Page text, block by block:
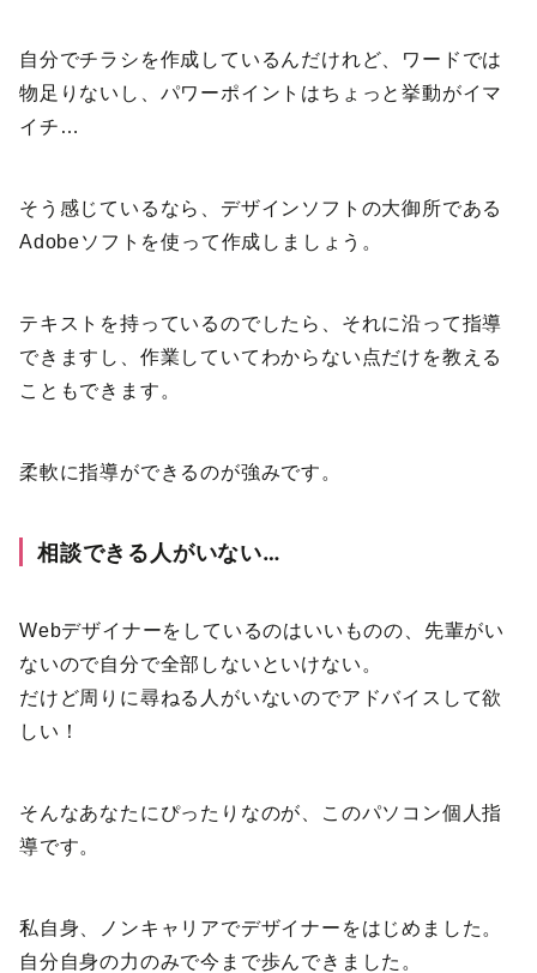
自分でチラシを作成しているんだけれど、ワードでは
物足りないし、パワーポイントはちょっと挙動がイマ
イチ…
そう感じているなら、デザインソフトの大御所である
Adobeソフトを使って作成しましょう。
テキストを持っているのでしたら、それに沿って指導
できますし、作業していてわからない点だけを教える
こともできます。
柔軟に指導ができるのが強みです。
相談できる人がいない…
Webデザイナーをしているのはいいものの、先輩がい
ないので自分で全部しないといけない。
だけど周りに尋ねる人がいないのでアドバイスして欲
しい！
そんなあなたにぴったりなのが、このパソコン個人指
導です。
私自身、ノンキャリアでデザイナーをはじめました。
自分自身の力のみで今まで歩んできました。